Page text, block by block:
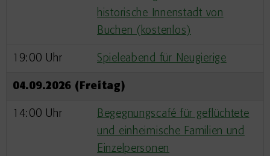
historische Innenstadt von
Buchen (kostenlos)
19:00 Uhr Spieleabend für Neugierige
04.09.2026 (Freitag)
14:00 Uhr
Begegnungscafé für geflüchtete
und einheimische Familien und
Einzelpersonen